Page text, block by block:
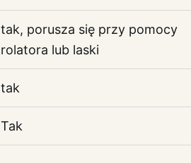
tak, porusza się przy pomocy
rolatora lub laski
tak
Tak